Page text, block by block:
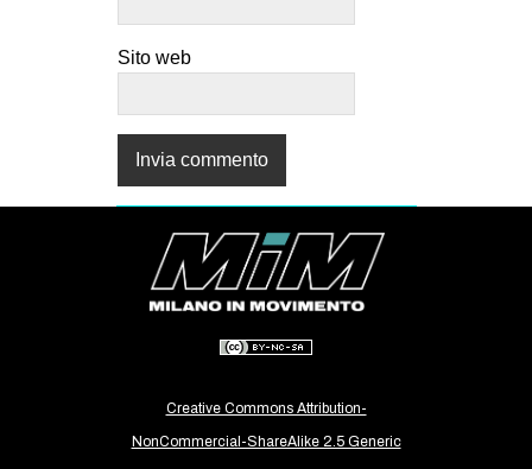
Sito web
Creative Commons Attribution-
NonCommercial-ShareAlike 2.5 Generic